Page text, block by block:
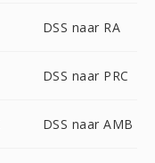
DSS naar RA
DSS naar PRC
DSS naar AMB